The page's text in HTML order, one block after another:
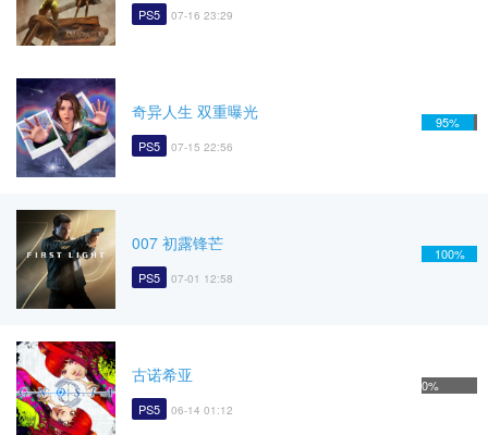
PS5 07-16 23:29
奇异人生 双重曝光
PS5 07-15 22:56
95%
007 初露锋芒
PS5 07-01 12:58
100%
古诺希亚
PS5 06-14 01:12
0%